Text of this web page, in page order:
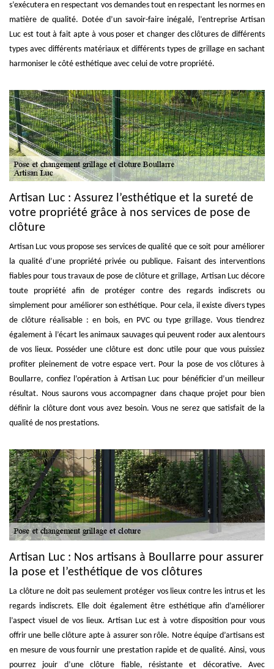
s’exécutera en respectant vos demandes tout en respectant les normes en
matière de qualité. Dotée d’un savoir-faire inégalé, l’entreprise Artisan
Luc est tout à fait apte à vous poser et changer des clôtures de différents
types avec différents matériaux et différents types de grillage en sachant
harmoniser le côté esthétique avec celui de votre propriété.
Artisan Luc : Assurez l’esthétique et la sureté de
votre propriété grâce à nos services de pose de
clôture
Artisan Luc vous propose ses services de qualité que ce soit pour améliorer
la qualité d’une propriété privée ou publique. Faisant des interventions
fiables pour tous travaux de pose de clôture et grillage, Artisan Luc décore
toute propriété afin de protéger contre des regards indiscrets ou
simplement pour améliorer son esthétique. Pour cela, il existe divers types
de clôture réalisable : en bois, en PVC ou type grillage. Vous tiendrez
également à l’écart les animaux sauvages qui peuvent roder aux alentours
de vos lieux. Posséder une clôture est donc utile pour que vous puissiez
profiter pleinement de votre espace vert. Pour la pose de vos clôtures à
Boullarre, confiez l’opération à Artisan Luc pour bénéficier d’un meilleur
résultat. Nous saurons vous accompagner dans chaque projet pour bien
définir la clôture dont vous avez besoin. Vous ne serez que satisfait de la
qualité de nos prestations.
Artisan Luc : Nos artisans à Boullarre pour assurer
la pose et l’esthétique de vos clôtures
La clôture ne doit pas seulement protéger vos lieux contre les intrus et les
regards indiscrets. Elle doit également être esthétique afin d’améliorer
l’aspect visuel de vos lieux. Artisan Luc est à votre disposition pour vous
offrir une belle clôture apte à assurer son rôle. Notre équipe d’artisans est
en mesure de vous fournir une prestation rapide et de qualité. Ainsi, vous
pourrez jouir d’une clôture fiable, résistante et décorative. Avec